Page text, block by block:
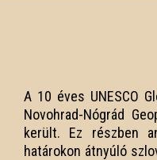
A 10 éves UNESCO
Novohrad-Nógrád
került. Ez részben
határokon átnyúló